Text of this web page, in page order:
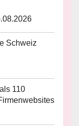
Schweiz
110